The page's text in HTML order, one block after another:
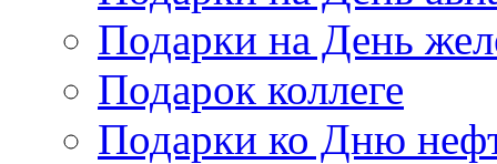
Подарки на День
Подарок коллеге
Подарки ко Дню